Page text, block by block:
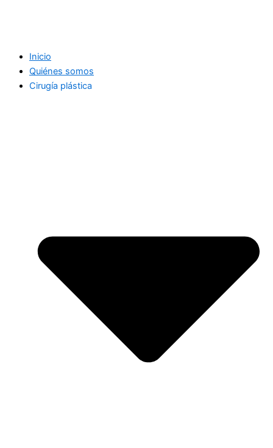
Inicio
Quiénes somos
Cirugía plástica